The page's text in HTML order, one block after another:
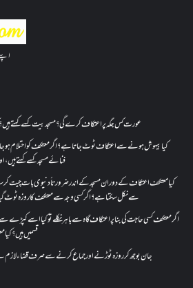
عورت کس جگہ پر اعتکاف کرے گی؟مسجد بیت کسے کہتے
کیا بیہوش ہونے سے اعتکاف ٹوٹ جاتا ہے؟ اگر معتکف کو احتلام
فنائے مسجد کسے کہتے ہیں
کیا معتکف اعتکاف کے دوران مسجد کے اندر ضرورتاً دنیوی بات چیت کر
سے نکل سکتا ہے؟ اگر کسی وجہ سے معتکف کا روزہ ٹوٹ
اگر معتکف کسی حاجت کی بنا پر اعتکاف گاہ سے باہر نکلے تو کیا اسے
قسمیں
جان بوجھ کر روزہ ٹوڑنے اور جماع کرنے سے صرف قضاء لازم